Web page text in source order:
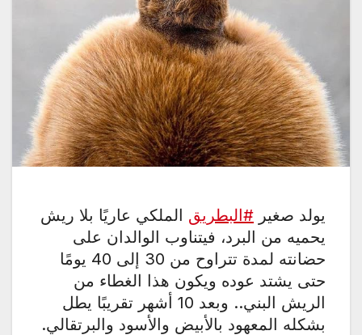
يولد صغير #البطريق الملكي عاريًا بلا ريش
يحميه من البرد، فيتناوب الوالدان على
حضانته لمدة تتراوح من 30 إلى 40 يومًا
حتى يشتد عوده ويكون هذا الغطاء من
الريش البني.. وبعد 10 أشهر تقريبًا يطل
بشكله المعهود بالأبيض والأسود والبرتقالي.